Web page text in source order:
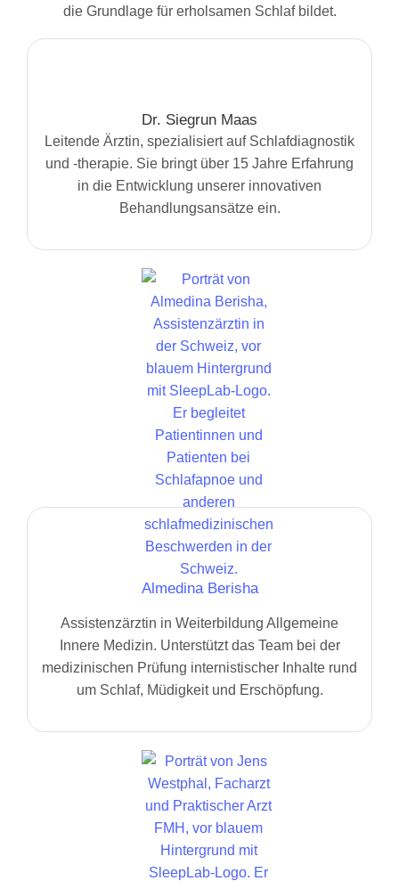
die Grundlage für erholsamen Schlaf bildet.
Dr. Siegrun Maas
Leitende Ärztin, spezialisiert auf Schlafdiagnostik
und -therapie. Sie bringt über 15 Jahre Erfahrung
in die Entwicklung unserer innovativen
Behandlungsansätze ein.
Almedina Berisha
Assistenzärztin in Weiterbildung Allgemeine
Innere Medizin. Unterstützt das Team bei der
medizinischen Prüfung internistischer Inhalte rund
um Schlaf, Müdigkeit und Erschöpfung.